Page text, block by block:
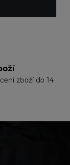
zboží do 14